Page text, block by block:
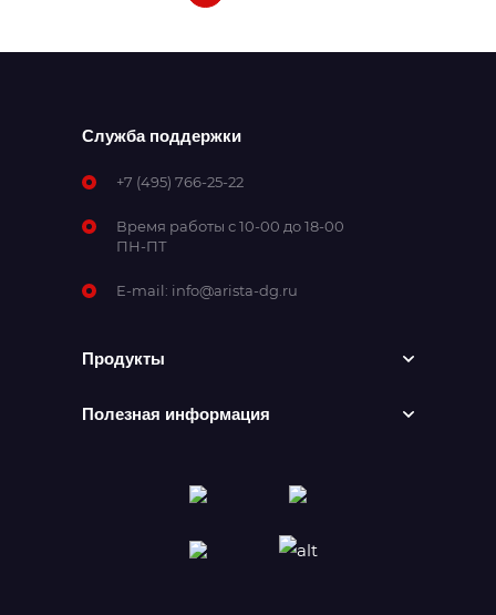
Служба поддержки
+7 (495) 766-25-22
Время работы с 10-00 до 18-00
ПН-ПТ
E-mail: info@arista-dg.ru
Продукты
Полезная информация